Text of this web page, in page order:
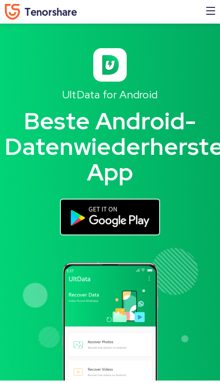
UltData for Android
Beste Android-
App